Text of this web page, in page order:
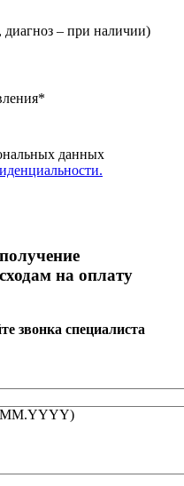
– при наличии)
*
данных
на оплату
звонка специалиста